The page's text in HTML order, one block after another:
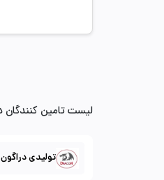
لیست تامین کنندگان
تولیدی دراگون